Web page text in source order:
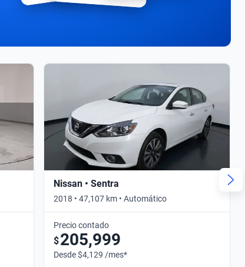
Nissan • Sentra
2018 • 47,107 km • Automático
Precio contado
$205,999
Desde $4,129 /mes*